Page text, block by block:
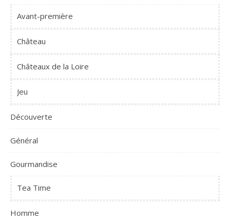
Avant-première
Château
Châteaux de la Loire
Jeu
Découverte
Général
Gourmandise
Tea Time
Homme